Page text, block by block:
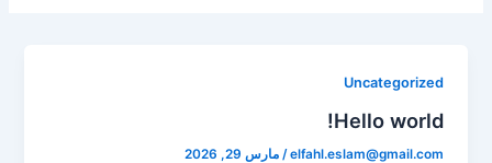
Uncategorized
Hello world!
elfahl.eslam@gmail.com
/مارس 29, 2026